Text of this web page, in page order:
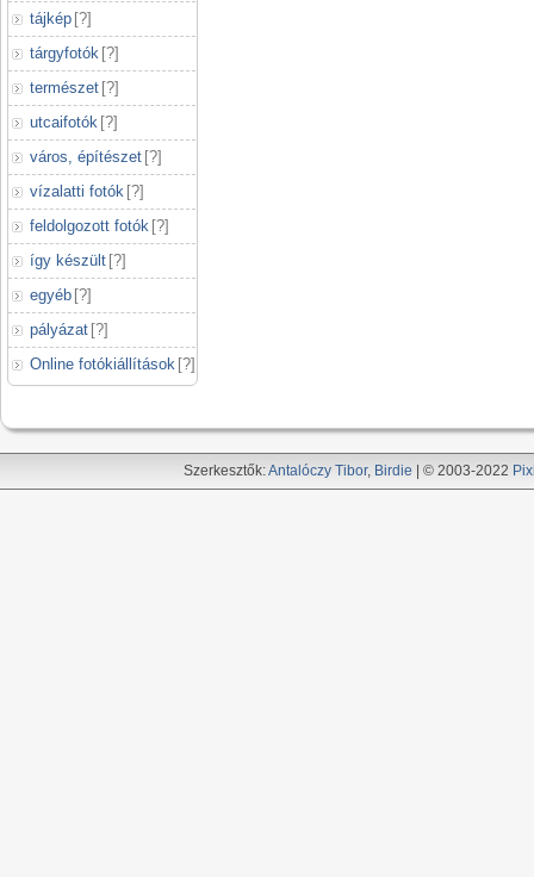
tájkép [?]
tárgyfotók [?]
természet [?]
utcaifotók [?]
város, építészet [?]
vízalatti fotók [?]
feldolgozott fotók [?]
így készült [?]
egyéb [?]
pályázat [?]
Online fotókiállítások [?]
Szerkesztők:Antalóczy Tibor, Birdie | © 2003-2022